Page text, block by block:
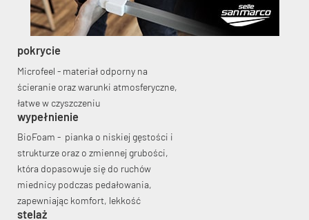
KryptoFlex Key Cable
34,90 zł* 89,00 zł*
pokrycie
Microfeel - materiał odporny na
ścieranie oraz warunki atmosferyczne,
łatwe w czyszczeniu
wypełnienie
BioFoam - pianka o niskiej gęstości i
strukturze oraz o zmiennej grubości,
która dopasowuje się do ruchów
miednicy podczas pedałowania,
zapewniając komfort, lekkość
stelaż